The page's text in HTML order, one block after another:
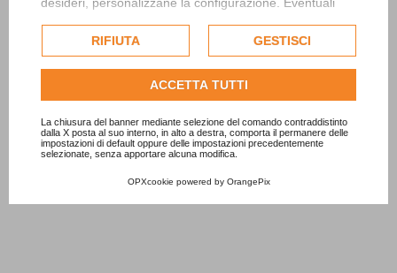
esclusivamente previa acquisizione del consenso
dell'utente.
Consulta l'informativa cookie completa.
RIFIUTA GESTISCI
ACCETTA TUTTI
La chiusura del banner mediante selezione del comando contraddistinto
dalla X posta al suo interno, in alto a destra, comporta il permanere delle
impostazioni di default oppure delle impostazioni precedentemente
selezionate, senza apportare alcuna modifica.
OPXcookie powered by OrangePix